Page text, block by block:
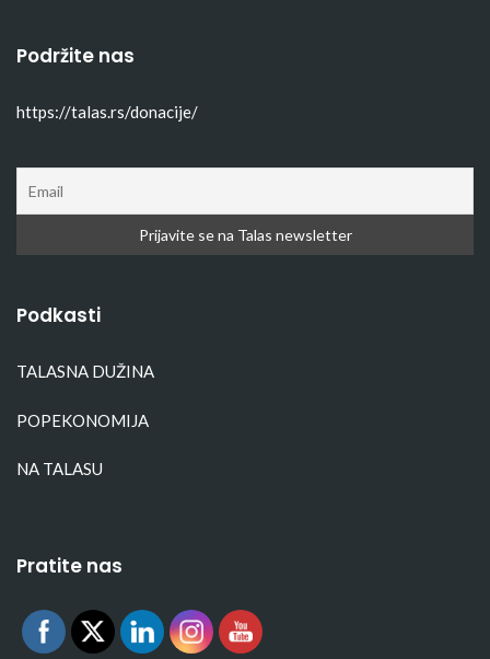
Podržite nas
https://talas.rs/donacije/
Podkasti
TALASNA DUŽINA
POPEKONOMIJA
NA TALASU
Pratite nas